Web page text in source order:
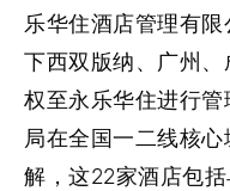
乐华住酒店管理有
下西双版纳、广州、
权至永乐华住进行
局在全国一二线核
解，这22家酒店包